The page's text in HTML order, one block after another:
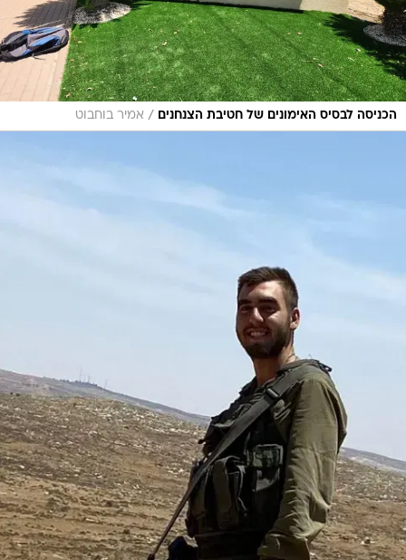
הכניסה לבסיס האימונים של חטיבת הצנחנים / אמיר בוחבוט